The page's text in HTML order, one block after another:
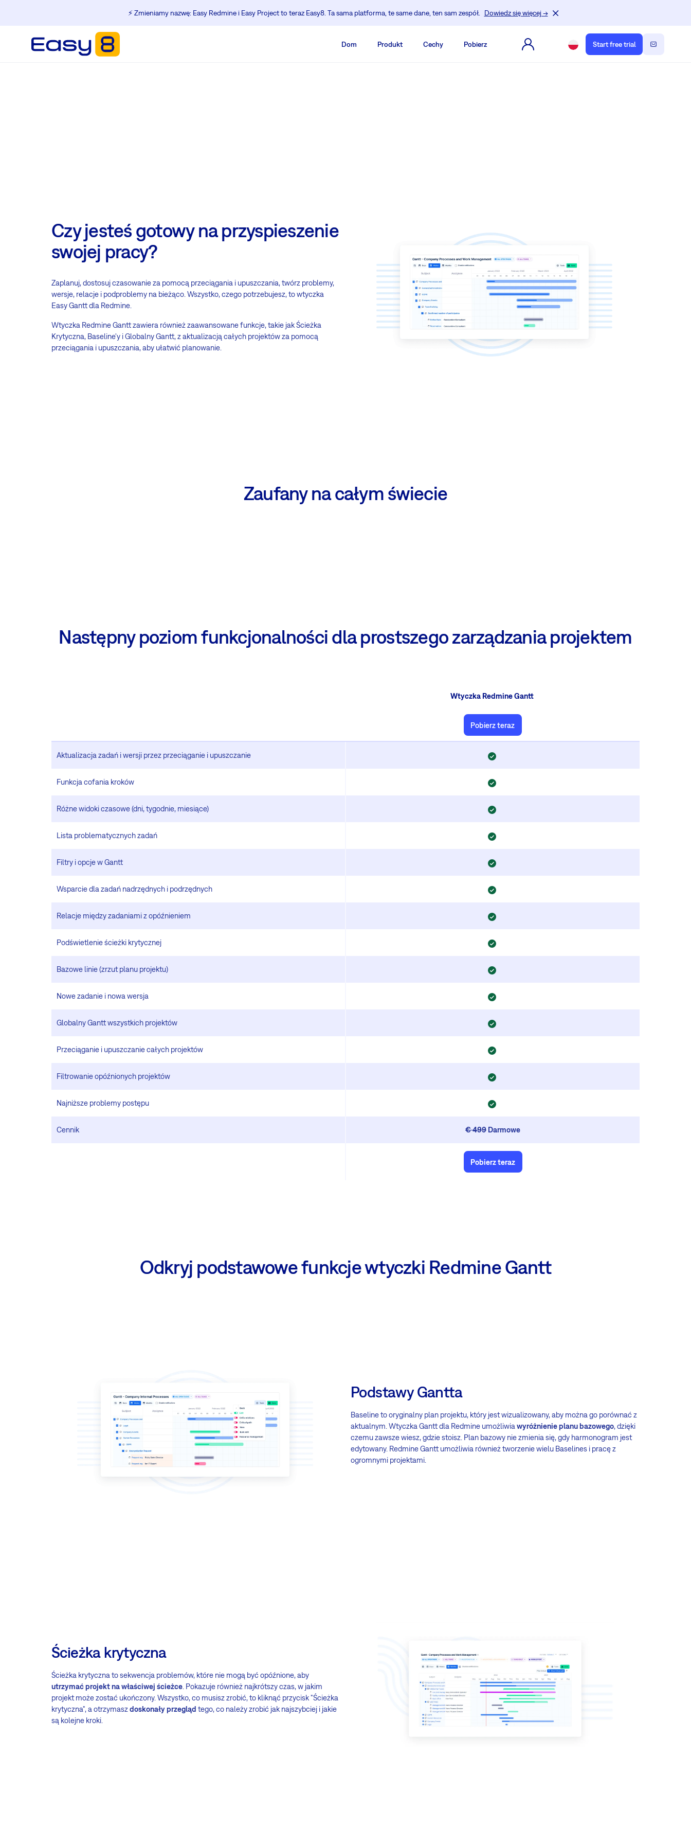
⚡️ Zmieniamy nazwę: Easy Redmine i Easy Project to teraz Easy8. Ta sama platforma, te same dane, ten sam zespół. Dowiedz się więcej →
Dom Produkt Cechy Pobierz Start free trial
Czy jesteś gotowy na przyspieszenie
swojej pracy?
Zaplanuj, dostosuj czasowanie za pomocą przeciągania i upuszczania, twórz problemy,
wersje, relacje i podproblemy na bieżąco. Wszystko, czego potrzebujesz, to wtyczka
Easy Gantt dla Redmine.
Wtyczka Redmine Gantt zawiera również zaawansowane funkcje, takie jak Ścieżka
Krytyczna, Baseline'y i Globalny Gantt, z aktualizacją całych projektów za pomocą
przeciągania i upuszczania, aby ułatwić planowanie.
Zaufany na całym świecie
Następny poziom funkcjonalności dla prostszego zarządzania projektem
Wtyczka Redmine Gantt
Pobierz teraz
Aktualizacja zadań i wersji przez przeciąganie i upuszczanie
Funkcja cofania kroków
Różne widoki czasowe (dni, tygodnie, miesiące)
Lista problematycznych zadań
Filtry i opcje w Gantt
Wsparcie dla zadań nadrzędnych i podrzędnych
Relacje między zadaniami z opóźnieniem
Podświetlenie ścieżki krytycznej
Bazowe linie (zrzut planu projektu)
Nowe zadanie i nowa wersja
Globalny Gantt wszystkich projektów
Przeciąganie i upuszczanie całych projektów
Filtrowanie opóźnionych projektów
Najniższe problemy postępu
Cennik € 499 Darmowe
Pobierz teraz
Odkryj podstawowe funkcje wtyczki Redmine Gantt
Podstawy Gantta
Baseline to oryginalny plan projektu, który jest wizualizowany, aby można go porównać z
aktualnym. Wtyczka Gantt dla Redmine umożliwia wyróżnienie planu bazowego, dzięki
czemu zawsze wiesz, gdzie stoisz. Plan bazowy nie zmienia się, gdy harmonogram jest
edytowany. Redmine Gantt umożliwia również tworzenie wielu Baselines i pracę z
ogromnymi projektami.
Ścieżka krytyczna
Ścieżka krytyczna to sekwencja problemów, które nie mogą być opóźnione, aby
utrzymać projekt na właściwej ścieżce. Pokazuje również najkrótszy czas, w jakim
projekt może zostać ukończony. Wszystko, co musisz zrobić, to kliknąć przycisk "Ścieżka
krytyczna", a otrzymaszdoskonały przegląd tego, co należy zrobić jak najszybciej i jakie
są kolejne kroki.